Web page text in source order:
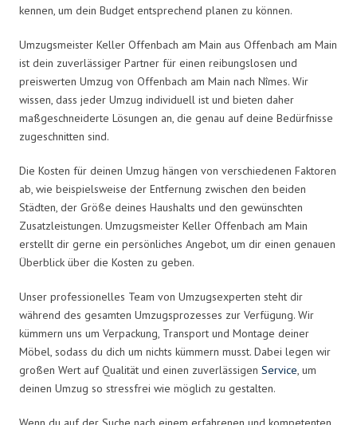
kennen, um dein Budget entsprechend planen zu können.
Umzugsmeister Keller Offenbach am Main aus Offenbach am Main
ist dein zuverlässiger Partner für einen reibungslosen und
preiswerten Umzug von Offenbach am Main nach Nîmes. Wir
wissen, dass jeder Umzug individuell ist und bieten daher
maßgeschneiderte Lösungen an, die genau auf deine Bedürfnisse
zugeschnitten sind.
Die Kosten für deinen Umzug hängen von verschiedenen Faktoren
ab, wie beispielsweise der Entfernung zwischen den beiden
Städten, der Größe deines Haushalts und den gewünschten
Zusatzleistungen. Umzugsmeister Keller Offenbach am Main
erstellt dir gerne ein persönliches Angebot, um dir einen genauen
Überblick über die Kosten zu geben.
Unser professionelles Team von Umzugsexperten steht dir
während des gesamten Umzugsprozesses zur Verfügung. Wir
kümmern uns um Verpackung, Transport und Montage deiner
Möbel, sodass du dich um nichts kümmern musst. Dabei legen wir
großen Wert auf Qualität und einen zuverlässigen Service, um
deinen Umzug so stressfrei wie möglich zu gestalten.